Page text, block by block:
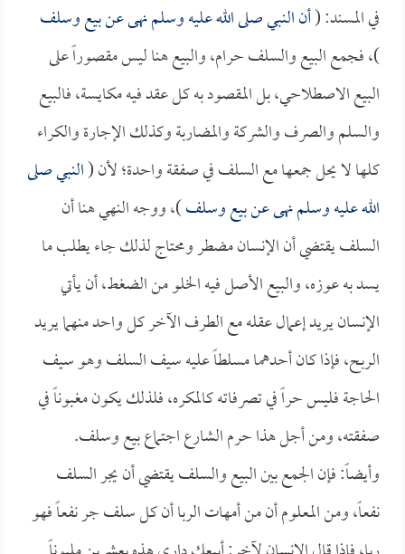
في المسند: (أن النبي صلى الله عليه وسلم نهى عن بيع وسلف
)، فجمع البيع والسلف حرام، والبيع هنا ليس مقصوراً على
البيع الاصطلاحي، بل المقصود به كل عقد فيه مكايسة، فالبيع
والسلم والصرف والشركة والمضاربة وكذلك الإجارة والكراء
كلها لا يحل جمعها مع السلف في صفقة واحدة؛ لأن (النبي صلى
الله عليه وسلم نهى عن بيع وسلف)، ووجه النهي هنا أن
السلف يقتضي أن الإنسان مضطر ومحتاج لذلك جاء يطلب ما
يسد به عوزه، والبيع الأصل فيه الخلو من الضغط، أن يأتي
الإنسان يريد إعمال عقله مع الطرف الآخر كل واحد منهما يريد
الربح، فإذا كان أحدهما مسلطاً عليه سيف السلف وهو سيف
الحاجة فليس حراً في تصرفاته كالمكره، فلذلك يكون مغبوناً في
صفقته، ومن أجل هذا حرم الشارع اجتماع بيع وسلف.
وأيضاً: فإن الجمع بين البيع والسلف يقتضي أن يجر السلف
نفعاً، ومن المعلوم أن من أمهات الربا أن كل سلف جر نفعاً فهو